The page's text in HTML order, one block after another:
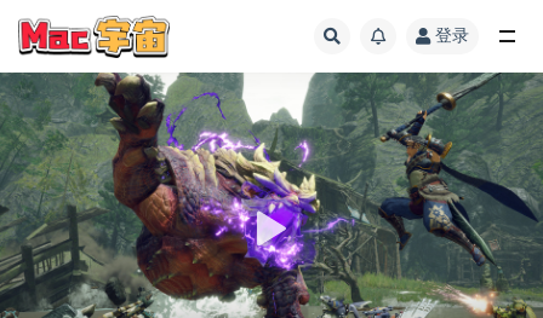
登录